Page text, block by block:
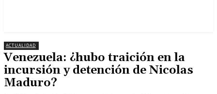
ACTUALIDAD
Venezuela: ¿hubo traición en la
incursión y detención de Nicolas
Maduro?